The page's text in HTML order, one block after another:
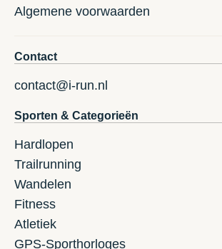
Algemene voorwaarden
Contact
contact@i-run.nl
Sporten & Categorieën
Hardlopen
Trailrunning
Wandelen
Fitness
Atletiek
GPS-Sporthorloges